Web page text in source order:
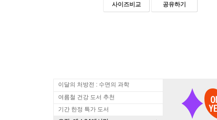
사이즈비교 공유하기
이달의 처방전 : 수면의 과학
여름철 건강 도서 추천
기간 한정 특가 도서